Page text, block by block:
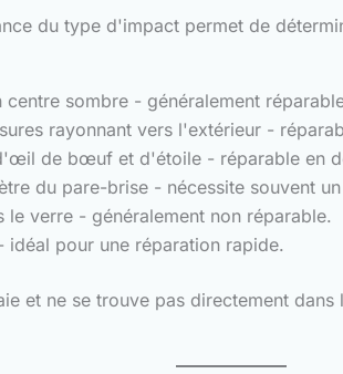
du type d'impact permet de
sombre - généralement
rayonnant vers l'extérieur -
de bœuf et d'étoile - réparable en
du pare-brise - nécessite souvent
verre - généralement non réparable.
idéal pour une réparation rapide.
et ne se trouve pas directement